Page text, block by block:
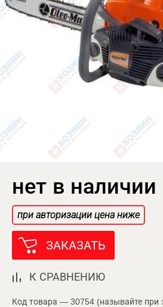
нет в наличии
при авторизации цена ниже
ЗАКАЗАТЬ
К СРАВНЕНИЮ
Код товара — 30754 (называйте при